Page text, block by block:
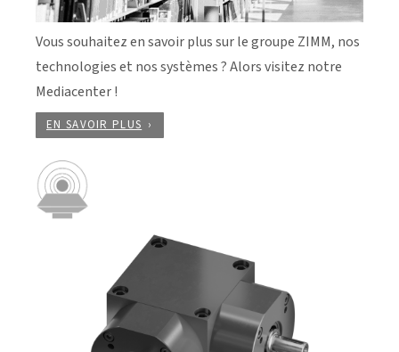
Vous souhaitez en savoir plus sur le groupe ZIMM, nos
technologies et nos systèmes ? Alors visitez notre
Mediacenter !
EN SAVOIR PLUS